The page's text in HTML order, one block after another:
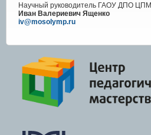
Научный руководитель ГАОУ ДПО ЦПМ
Иван Валериевич Ященко
iv@mosolymp.ru